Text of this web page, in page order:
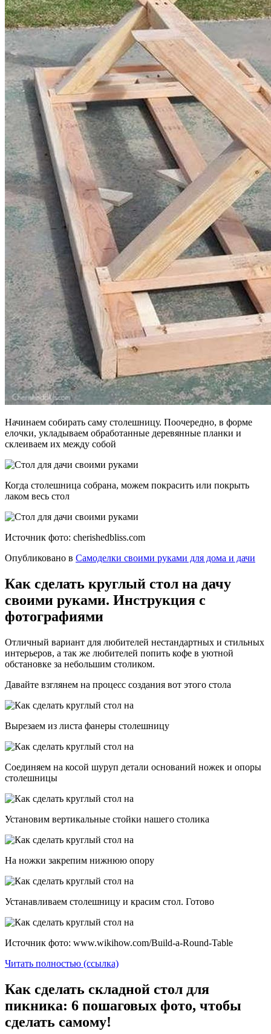
Начинаем собирать саму столешницу. Поочередно, в форме
елочки, укладываем обработанные деревянные планки и
склеиваем их между собой
Когда столешница собрана, можем покрасить или покрыть
лаком весь стол
Источник фото: cherishedbliss.com
Опубликовано в Самоделки своими руками для дома и дачи
Как сделать круглый стол на дачу
своими руками. Инструкция с
фотографиями
Отличный вариант для любителей нестандартных и стильных
интерьеров, а так же любителей попить кофе в уютной
обстановке за небольшим столиком.
Давайте взглянем на процесс создания вот этого стола
Вырезаем из листа фанеры столешницу
Соединяем на косой шуруп детали оснований ножек и опоры
столешницы
Установим вертикальные стойки нашего столика
На ножки закрепим нижнюю опору
Устанавливаем столешницу и красим стол. Готово
Источник фото: www.wikihow.com/Build-a-Round-Table
Читать полностью (ссылка)
Как сделать складной стол для
пикника: 6 пошаговых фото, чтобы
сделать самому!